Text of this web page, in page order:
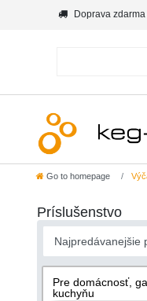
Doprava
Go to homepage
Príslušenstvo
Pre domácnosť,
kuchyňu